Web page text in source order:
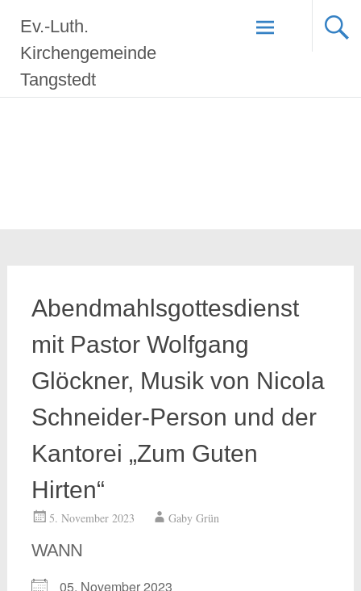
Inhalt
springen
Ev.-Luth.
Kirchengemeinde
Tangstedt
Abendmahlsgottesdienst
mit Pastor Wolfgang
Glöckner, Musik von Nicola
Schneider-Person und der
Kantorei „Zum Guten
Hirten“
5. November 2023 Gaby Grün
WANN
05. November 2023